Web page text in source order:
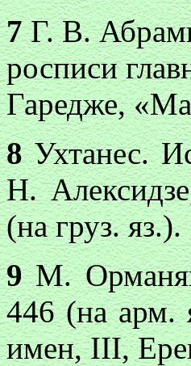
7Г. В.
росписи
Гаредже,
8Ухтанес.
Н.
(на груз. яз.).
9М.
446 (на арм.
имен, III,